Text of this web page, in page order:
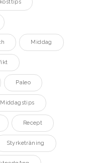
Middag
Paleo
Middagstips
Recept
Styrketräning